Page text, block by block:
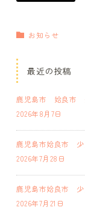
お知らせ
最近の投稿
鹿児島市 姶良市
2026年8月7日
鹿児島市姶良市
2026年7月28日
鹿児島市姶良市 少
2026年7月21日